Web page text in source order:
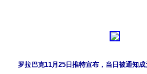
罗拉巴克11月25日推特宣布，当日被通知成